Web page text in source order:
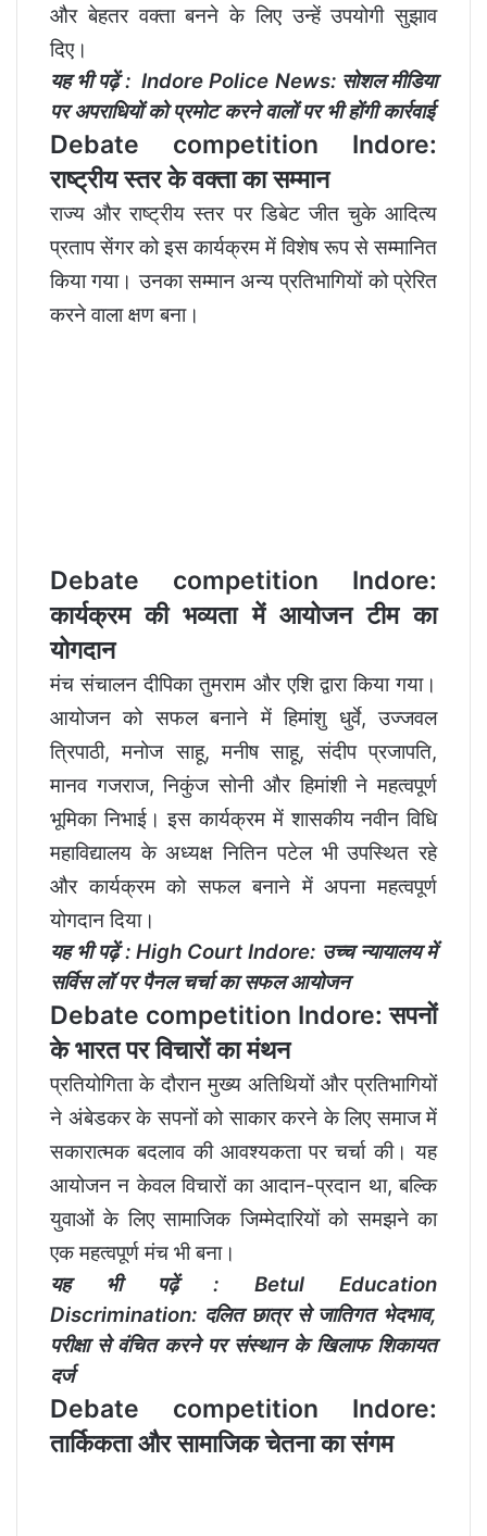
और बेहतर वक्ता बनने के लिए उन्हें उपयोगी सुझाव
दिए।
यह भी पढ़ें :Indore Police News: सोशल मीडिया
पर अपराधियों को प्रमोट करने वालों पर भी होंगी कार्रवाई
Debate competition Indore:
राष्ट्रीय स्तर के वक्ता का सम्मान
राज्य और राष्ट्रीय स्तर पर डिबेट जीत चुके आदित्य
प्रताप सेंगर को इस कार्यक्रम में विशेष रूप से सम्मानित
किया गया। उनका सम्मान अन्य प्रतिभागियों को प्रेरित
करने वाला क्षण बना।
Debate competition Indore:
कार्यक्रम की भव्यता में आयोजन टीम का
योगदान
मंच संचालन दीपिका तुमराम और एशि द्वारा किया गया।
आयोजन को सफल बनाने में हिमांशु धुर्वे, उज्जवल
त्रिपाठी, मनोज साहू, मनीष साहू, संदीप प्रजापति,
मानव गजराज, निकुंज सोनी और हिमांशी ने महत्वपूर्ण
भूमिका निभाई। इस कार्यक्रम में शासकीय नवीन विधि
महाविद्यालय के अध्यक्ष नितिन पटेल भी उपस्थित रहे
और कार्यक्रम को सफल बनाने में अपना महत्वपूर्ण
योगदान दिया।
यह भी पढ़ें : High Court Indore: उच्च न्यायालय में
सर्विस लॉ पर पैनल चर्चा का सफल आयोजन
Debate competition Indore: सपनों
के भारत पर विचारों का मंथन
प्रतियोगिता के दौरान मुख्य अतिथियों और प्रतिभागियों
ने अंबेडकर के सपनों को साकार करने के लिए समाज में
सकारात्मक बदलाव की आवश्यकता पर चर्चा की। यह
आयोजन न केवल विचारों का आदान-प्रदान था, बल्कि
युवाओं के लिए सामाजिक जिम्मेदारियों को समझने का
एक महत्वपूर्ण मंच भी बना।
यह भी पढ़ें : Betul Education
Discrimination: दलित छात्र से जातिगत भेदभाव,
परीक्षा से वंचित करने पर संस्थान के खिलाफ शिकायत
दर्ज
Debate competition Indore:
तार्किकता और सामाजिक चेतना का संगम